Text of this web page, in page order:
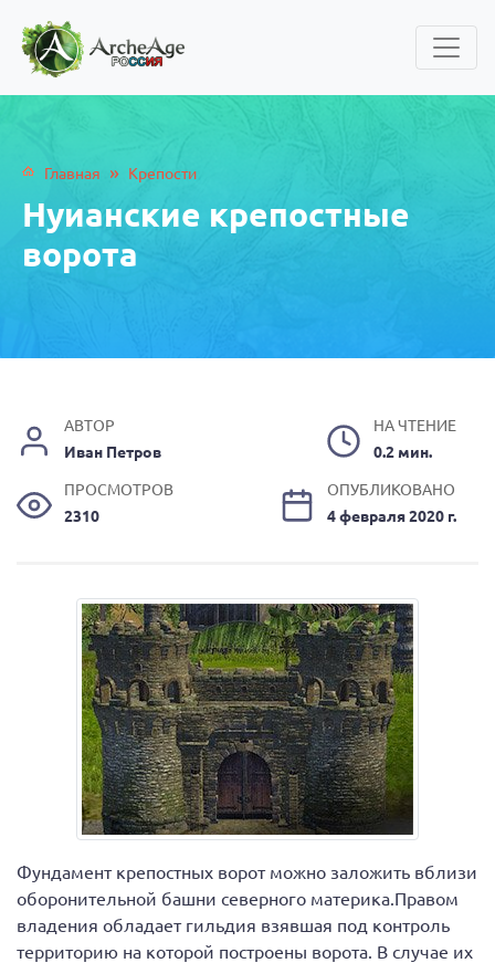
Главная » Крепости
Нуианские крепостные
ворота
АВТОР
Иван Петров
НА ЧТЕНИЕ
0.2 мин.
ПРОСМОТРОВ
2310
ОПУБЛИКОВАНО
4 февраля 2020 г.
Фундамент крепостных ворот можно заложить вблизи
оборонительной башни северного материка.Правом
владения обладает гильдия взявшая под контроль
территорию на которой построены ворота. В случае их